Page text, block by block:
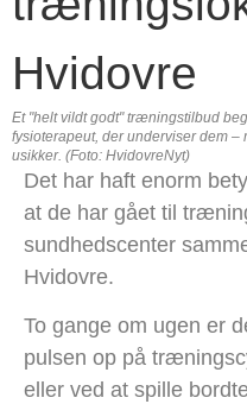
Et "helt vildt godt" træningstilbud
fysioterapeut, der underviser dem
usikker. (Foto: HvidovreNyt)
Det har haft enorm
at de har gået til
sundhedscenter
Hvidovre.
To gange om ugen er
pulsen op på
eller ved at spille